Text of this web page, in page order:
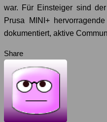
war. Für Einsteiger sind
Prusa MINI+
dokumentiert, aktive
Share